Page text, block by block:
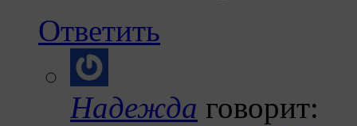
Ответить
Надежда говорит: